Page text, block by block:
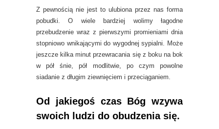
Z pewnością nie jest to ulubiona przez nas forma
pobudki. O wiele bardziej wolimy łagodne
przebudzenie wraz z pierwszymi promieniami dnia
stopniowo wnikającymi do wygodnej sypialni. Może
jeszcze kilka minut przewracania się z boku na bok
w pół śnie, pół modlitwie, po czym powolne
siadanie z długim ziewnięciem i przeciąganiem.
Od jakiegoś czas Bóg wzywa
swoich ludzi do obudzenia się.